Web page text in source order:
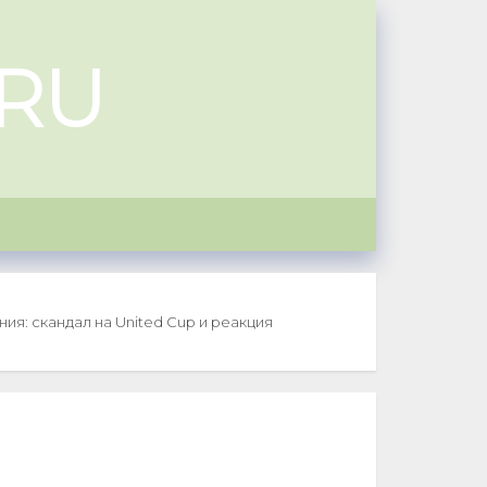
скандал на United Cup и реакция